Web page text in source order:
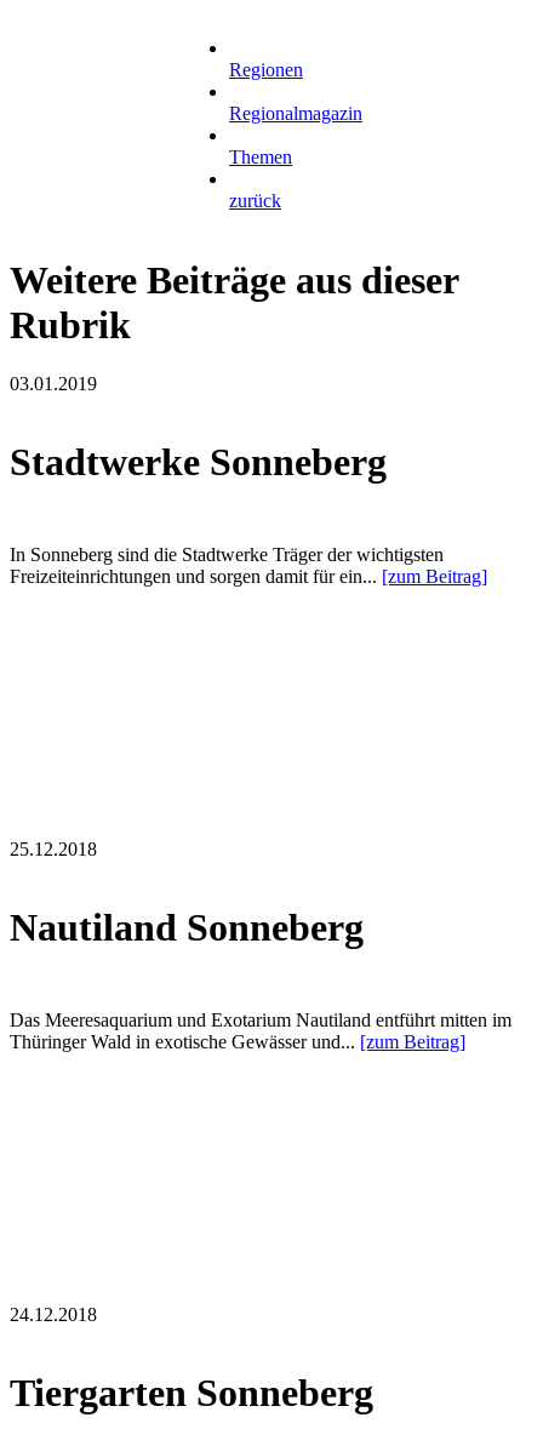
Regionen
Regionalmagazin
Themen
zurück
Weitere Beiträge aus dieser
Rubrik
03.01.2019
Stadtwerke Sonneberg
In Sonneberg sind die Stadtwerke Träger der wichtigsten
Freizeiteinrichtungen und sorgen damit für ein... [zum Beitrag]
25.12.2018
Nautiland Sonneberg
Das Meeresaquarium und Exotarium Nautiland entführt mitten im
Thüringer Wald in exotische Gewässer und... [zum Beitrag]
24.12.2018
Tiergarten Sonneberg